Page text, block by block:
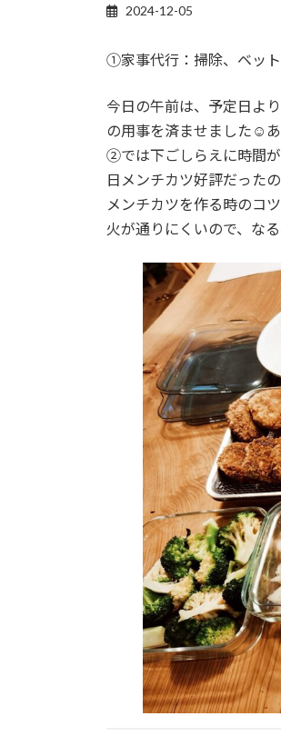
2024-12-05
①家事代行：掃除、ベッ
今日の午前は、予定日よ
の用事を済ませました☺あ
②では下ごしらえに時間
日メンチカツ好評だった
メンチカツを作る時のコ
火が通りにくいので、なる